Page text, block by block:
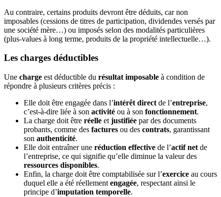
Au contraire, certains produits devront être déduits, car non
imposables (cessions de titres de participation, dividendes versés par
une société mère…) ou imposés selon des modalités particulières
(plus-values à long terme, produits de la propriété intellectuelle…).
Les charges déductibles
Une charge est déductible du résultat imposable à condition de
répondre à plusieurs critères précis :
Elle doit être engagée dans l’intérêt direct de l’entreprise,
c’est-à-dire liée à son activité ou à son fonctionnement.
La charge doit être réelle et justifiée par des documents
probants, comme des factures ou des contrats, garantissant
son authenticité.
Elle doit entraîner une réduction effective de l’actif net de
l’entreprise, ce qui signifie qu’elle diminue la valeur des
ressources disponibles.
Enfin, la charge doit être comptabilisée sur l’exercice au cours
duquel elle a été réellement engagée, respectant ainsi le
principe d’imputation temporelle.